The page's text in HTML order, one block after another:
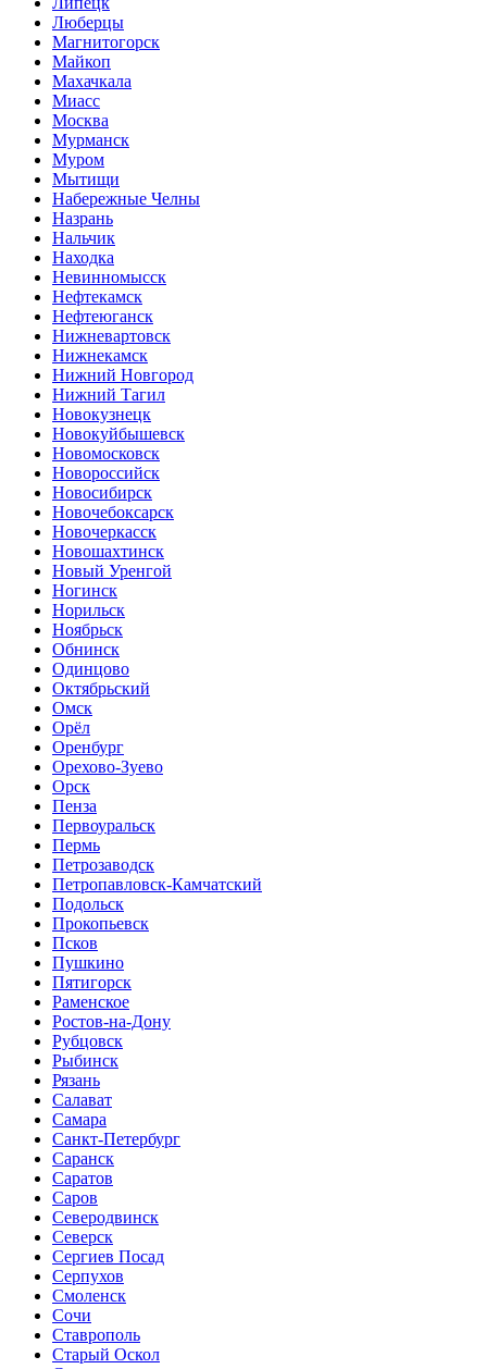
Люберцы
Магнитогорск
Майкоп
Махачкала
Миасс
Москва
Мурманск
Муром
Мытищи
Набережные Челны
Назрань
Нальчик
Находка
Невинномысск
Нефтекамск
Нефтеюганск
Нижневартовск
Нижнекамск
Нижний Новгород
Нижний Тагил
Новокузнецк
Новокуйбышевск
Новомосковск
Новороссийск
Новосибирск
Новочебоксарск
Новочеркасск
Новошахтинск
Новый Уренгой
Ногинск
Норильск
Ноябрьск
Обнинск
Одинцово
Октябрьский
Омск
Орёл
Оренбург
Орехово-Зуево
Орск
Пенза
Первоуральск
Пермь
Петрозаводск
Петропавловск-Камчатский
Подольск
Прокопьевск
Псков
Пушкино
Пятигорск
Раменское
Ростов-на-Дону
Рубцовск
Рыбинск
Рязань
Салават
Самара
Санкт-Петербург
Саранск
Саратов
Саров
Северодвинск
Северск
Сергиев Посад
Серпухов
Смоленск
Сочи
Ставрополь
Старый Оскол